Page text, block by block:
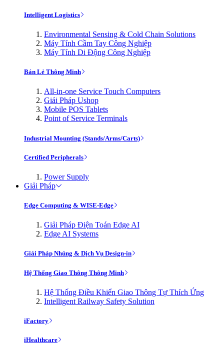
Intelligent Logistics
Environmental Sensing & Cold Chain Solutions
Máy Tính Cầm Tay Công Nghiệp
Máy Tính Di Động Công Nghiệp
Bán Lẻ Thông Minh
All-in-one Service Touch Computers
Giải Pháp Ushop
Mobile POS Tablets
Point of Service Terminals
Industrial Mounting (Stands/Arms/Carts)
Certified Peripherals
Power Supply
Giải Pháp
Edge Computing & WISE-Edge
Giải Pháp Điện Toán Edge AI
Edge AI Systems
Giải Pháp Nhúng & Dịch Vụ Design-in
Hệ Thống Giao Thông Thông Minh
Hệ Thống Điều Khiển Giao Thông Tự Thích Ứng
Intelligent Railway Safety Solution
iFactory
iHealthcare